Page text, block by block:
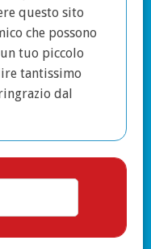
questo sito
che possono
tuo piccolo
tantissimo
dal